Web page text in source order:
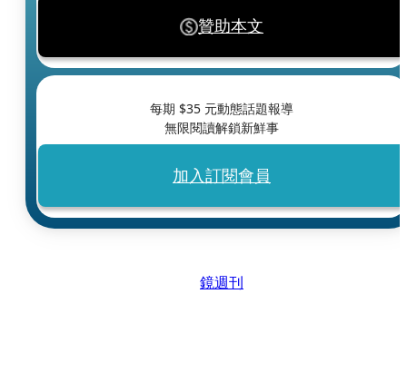
贊助本文
每期 $35 元動態話題報導
無限閱讀解鎖新鮮事
加入訂閱會員
鏡週刊